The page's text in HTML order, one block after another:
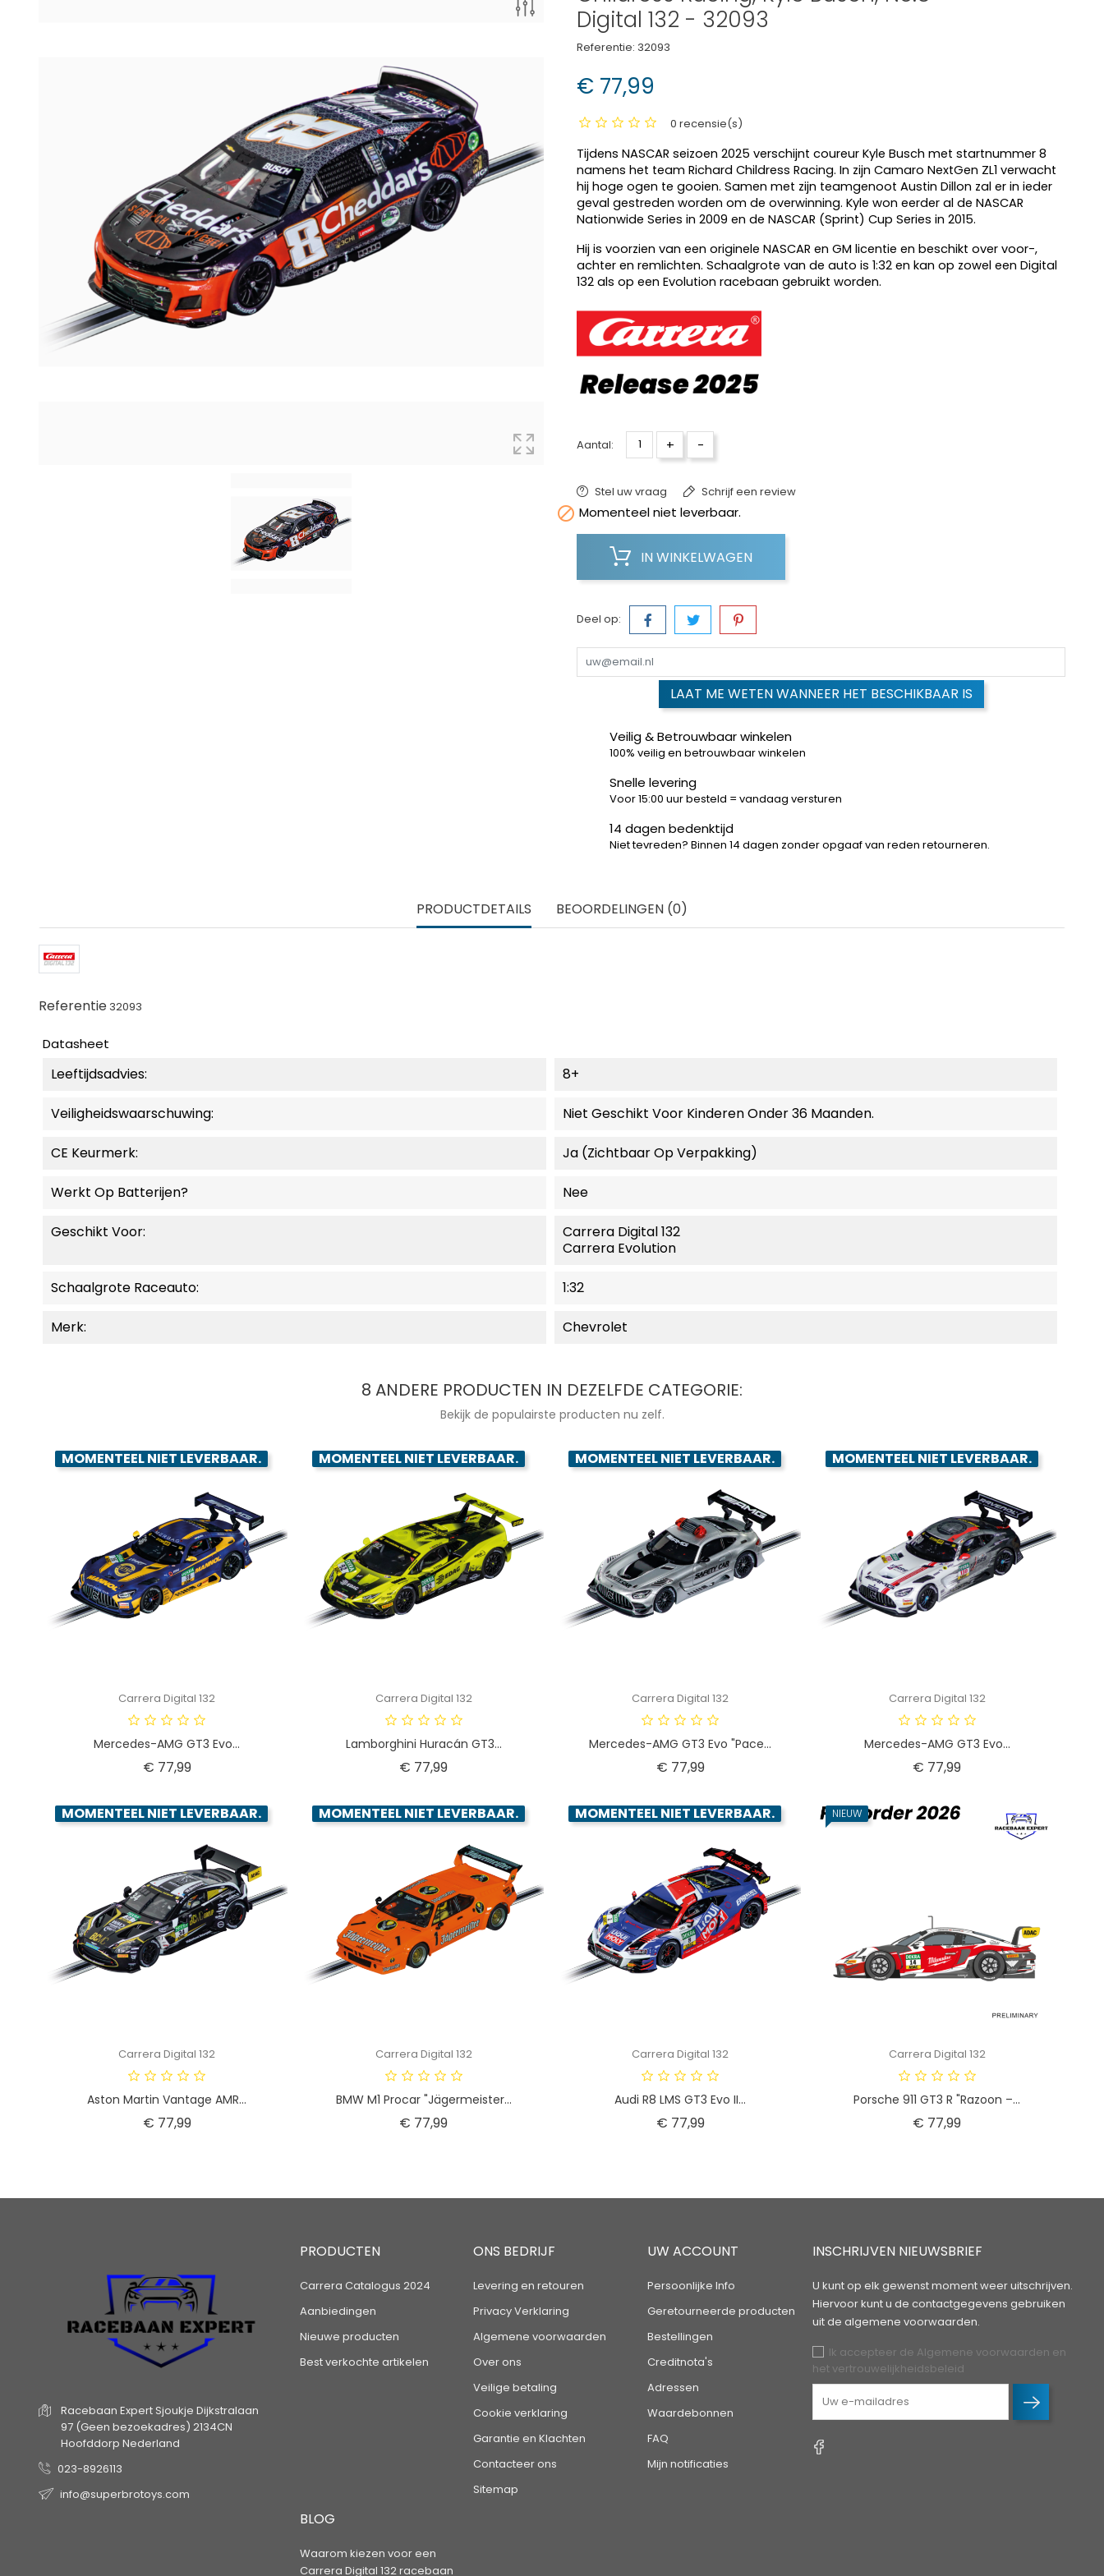
Digital 132 - 32093
Referentie: 32093
€ 77,99
0 recensie(s)
Tijdens NASCAR seizoen 2025 verschijnt coureur Kyle Busch met startnummer 8
namens het team Richard Childress Racing. In zijn Camaro NextGen ZL1 verwacht
hij hoge ogen te gooien. Samen met zijn teamgenoot Austin Dillon zal er in ieder
geval gestreden worden om de overwinning. Kyle won eerder al de NASCAR
Nationwide Series in 2009 en de NASCAR (Sprint) Cup Series in 2015.
Hij is voorzien van een originele NASCAR en GM licentie en beschikt over voor-,
achter en remlichten. Schaalgrote van de auto is 1:32 en kan op zowel een Digital
132 als op een Evolution racebaan gebruikt worden.
Aantal: + -
Stel uw vraag Schrijf een review
 Momenteel niet leverbaar.
IN WINKELWAGEN
Deel op:
LAAT ME WETEN WANNEER HET BESCHIKBAAR IS
Veilig & Betrouwbaar winkelen
100% veilig en betrouwbaar winkelen
Snelle levering
Voor 15:00 uur besteld = vandaag versturen
14 dagen bedenktijd
Niet tevreden? Binnen 14 dagen zonder opgaaf van reden retourneren.
PRODUCTDETAILS BEOORDELINGEN (0)
Referentie 32093
Datasheet
Leeftijdsadvies: 8+
Veiligheidswaarschuwing: Niet Geschikt Voor Kinderen Onder 36 Maanden.
CE Keurmerk: Ja (zichtbaar Op Verpakking)
Werkt Op Batterijen? Nee
Geschikt Voor:
Carrera Digital 132
Carrera Evolution
Schaalgrote Raceauto: 1:32
Merk: Chevrolet
8 ANDERE PRODUCTEN IN DEZELFDE CATEGORIE:
Bekijk de populairste producten nu zelf.
MOMENTEEL NIET LEVERBAAR.
Carrera Digital 132
Mercedes-AMG GT3 Evo...
€ 77,99Prijs
MOMENTEEL NIET LEVERBAAR.
Carrera Digital 132
Lamborghini Huracán GT3...
€ 77,99Prijs
MOMENTEEL NIET LEVERBAAR.
Carrera Digital 132
Mercedes-AMG GT3 Evo "Pace...
€ 77,99Prijs
MOMENTEEL NIET LEVERBAAR.
Carrera Digital 132
Mercedes-AMG GT3 Evo...
€ 77,99Prijs
MOMENTEEL NIET LEVERBAAR.
Carrera Digital 132
Aston Martin Vantage AMR...
€ 77,99Prijs
MOMENTEEL NIET LEVERBAAR.
Carrera Digital 132
BMW M1 Procar "Jägermeister...
€ 77,99Prijs
MOMENTEEL NIET LEVERBAAR.
Carrera Digital 132
Audi R8 LMS GT3 Evo II...
€ 77,99Prijs
NIEUW
Carrera Digital 132
Porsche 911 GT3 R "Razoon –...
€ 77,99Prijs
Racebaan Expert Sjoukje Dijkstralaan
97 (Geen bezoekadres) 2134CN
Hoofddorp Nederland
023-8926113
info@superbrotoys.com
PRODUCTEN
Carrera Catalogus 2024
Aanbiedingen
Nieuwe producten
Best verkochte artikelen
ONS BEDRIJF
Levering en retouren
Privacy Verklaring
Algemene voorwaarden
Over ons
Veilige betaling
Cookie verklaring
Garantie en Klachten
Contacteer ons
Sitemap
BLOG
Waarom kiezen voor een
Carrera Digital 132 racebaan
UW ACCOUNT
Persoonlijke Info
Geretourneerde producten
Bestellingen
Creditnota's
Adressen
Waardebonnen
FAQ
Mijn notificaties
INSCHRIJVEN NIEUWSBRIEF
U kunt op elk gewenst moment weer uitschrijven.
Hiervoor kunt u de contactgegevens gebruiken
uit de algemene voorwaarden.
Ik accepteer de Algemene voorwaarden en
het vertrouwelijkheidsbeleid